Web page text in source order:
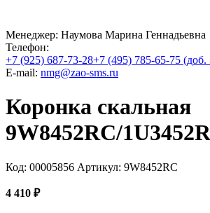
Менеджер: Наумова Марина Геннадьевна
Телефон:
+7 (925) 687-73-28+7 (495) 785-65-75 (доб.
E-mail: nmg@zao-sms.ru
Коронка скальная
9W8452RC/
Код: 00005856 Артикул: 9W8452RC
4 410 ₽